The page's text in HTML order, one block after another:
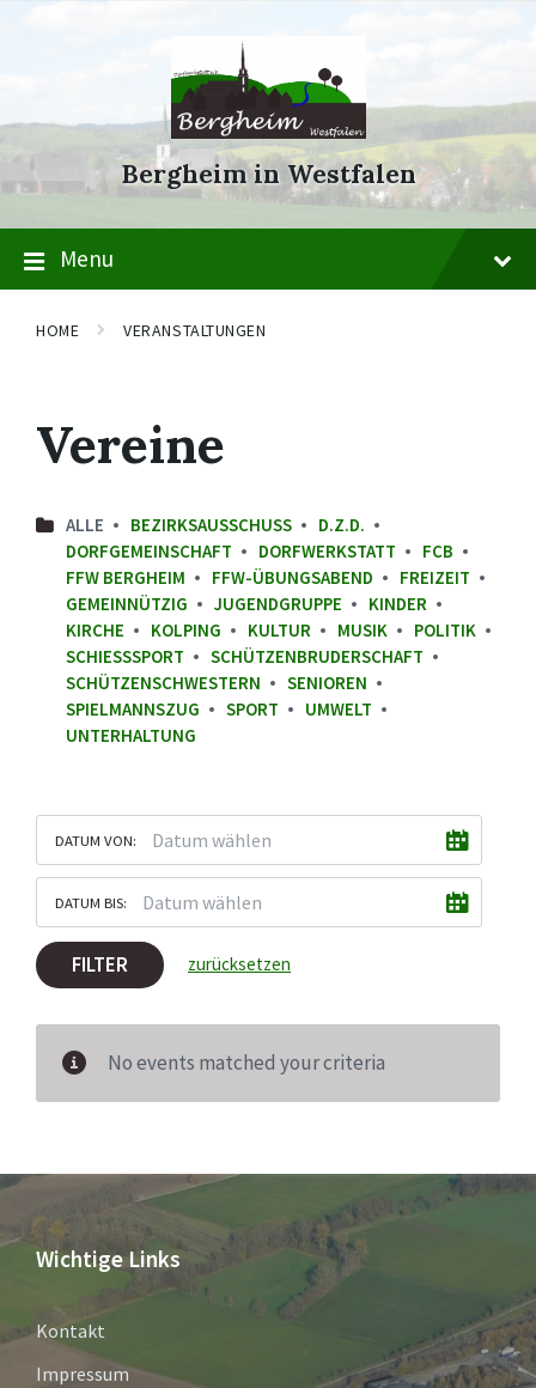
Skip
Skip
Skip
Bergheim in Westfalen
Menu
HOME VERANSTALTUNGEN
Vereine
ALLE BEZIRKSAUSSCHUSS
D.Z.D.
DORFGEMEINSCHAFT
DORFWERKSTATT
FCB
FFW BERGHEIM
FFW-ÜBUNGSABEND
FREIZEIT
GEMEINNÜTZIG
JUGENDGRUPPE
KINDER
KIRCHE
KOLPING KULTUR MUSIK
POLITIK
SCHIESSSPORT
SCHÜTZENBRUDERSCHAFT
SCHÜTZENSCHWESTERN
SENIOREN
SPIELMANNSZUG
SPORT
UMWELT
UNTERHALTUNG
DATUM VON:
DATUM BIS:
FILTER zurücksetzen
No events matched your criteria
Wichtige Links
Kontakt
Impressum